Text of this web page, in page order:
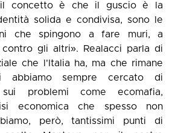
concetto è che il guscio è la
solida e condivisa, sono le
che spingono a fare muri, a
gli altri». Realacci parla di
che l'Italia ha, ma che rimane
abbiamo sempre cercato di
problemi come ecomafia,
economica che spesso non
però, tantissimi punti di